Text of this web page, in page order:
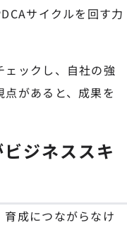
サイクルを回す力
ェックし、自社の強
があると、成果を
ジネススキ
成につながらなけ